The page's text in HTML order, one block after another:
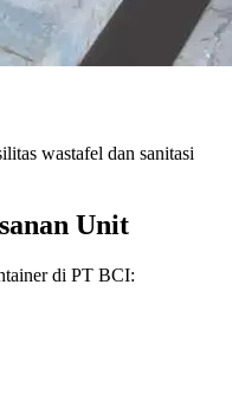
wastafel dan sanitasi
Unit
di PT BCI: